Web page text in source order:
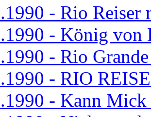
- Rio
- König von
- Rio
- RIO
- Kann Mick